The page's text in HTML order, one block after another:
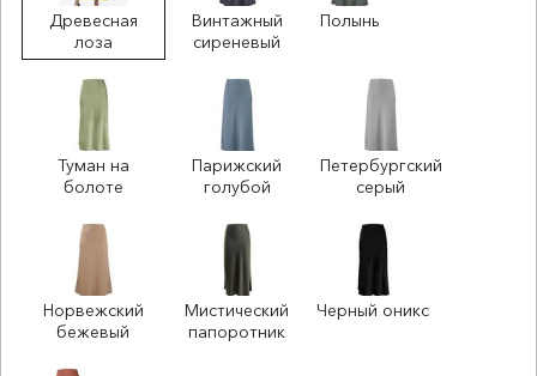
Древесная
лоза
Винтажный
сиреневый
Полынь
Туман на
болоте
Парижский
голубой
Петербургский
серый
Норвежский
бежевый
Мистический
папоротник
Черный оникс